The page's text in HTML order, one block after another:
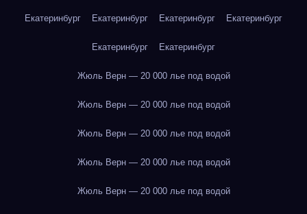
Екатеринбург Екатеринбург Екатеринбург Екатеринбург
Екатеринбург Екатеринбург
Жюль Верн — 20 000 лье под водой
Жюль Верн — 20 000 лье под водой
Жюль Верн — 20 000 лье под водой
Жюль Верн — 20 000 лье под водой
Жюль Верн — 20 000 лье под водой